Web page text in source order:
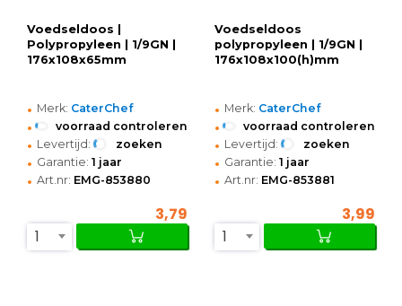
Voedseldoos |
Polypropyleen | 1/9GN |
176x108x65mm
• Merk: CaterChef
• voorraad controleren
• Levertijd: zoeken
• Garantie: 1 jaar
• Art.nr: EMG-853880
3,79
1
Voedseldoos
polypropyleen | 1/9GN |
176x108x100(h)mm
• Merk: CaterChef
• voorraad controleren
• Levertijd: zoeken
• Garantie: 1 jaar
• Art.nr: EMG-853881
3,99
1